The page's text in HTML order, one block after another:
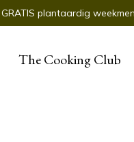
plantaardig
The Cooking Club